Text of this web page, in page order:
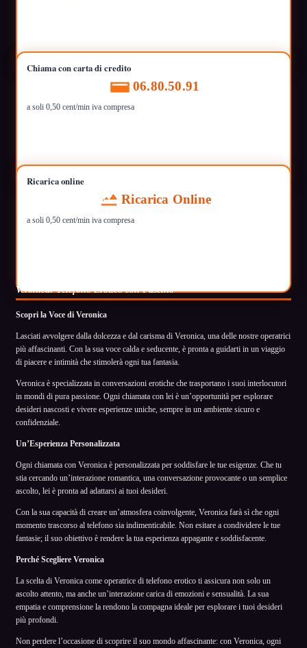
Chiama con carta di credito
06.80.50.91
a soli 0,50 cent/min iva compresa
Ricarica online
Ricarica Online
a soli 0,50 cent/min iva compresa
Veronica: Telefono Erotico con Fascino
Scopri la Voce di Veronica
Lasciati avvolgere dalla dolcezza e dal carisma di Veronica, una delle nostre operatrici
più affascinanti. Con la sua voce calda e seducente, è pronta a guidarti in un viaggio
di piacere e intimità che stimolerà ogni tua fantasia.
Veronica è specializzata in conversazioni erotiche che trasportano i suoi interlocutori
in mondi di pura passione. Ogni chiamata con lei è un’opportunità per esplorare
desideri nascosti e vivere esperienze uniche, sempre in un ambiente sicuro e
confidenziale.
Un’Esperienza Personalizzata
Ogni chiamata con Veronica è personalizzata per soddisfare le tue esigenze. Che tu
stia cercando un’interazione romantica, una conversazione provocante o un semplice
ascolto, lei è pronta ad adattarsi ai tuoi desideri.
Con la sua capacità di creare un’atmosfera coinvolgente, Veronica farà sì che ogni
momento trascorso al telefono sia indimenticabile. Non esitare a condividere le tue
fantasie; il suo obiettivo è rendere la tua esperienza appagante e soddisfacente.
Perché Scegliere Veronica
La scelta di Veronica come operatrice di telefono erotico ti assicura non solo un
ascolto attento, ma anche un’interazione carica di emozioni e sensualità. La sua
empatia e comprensione la rendono la compagna ideale per esplorare i tuoi desideri
più profondi.
Non perdere l’occasione di scoprire il suo mondo affascinante: con Veronica, ogni